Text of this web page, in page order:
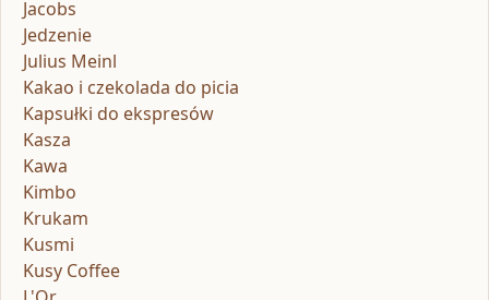
Jacobs
Jedzenie
Julius Meinl
Kakao i czekolada do picia
Kapsułki do ekspresów
Kasza
Kawa
Kimbo
Krukam
Kusmi
Kusy Coffee